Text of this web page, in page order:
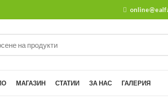
МАГАЗИН СТАТИИ ЗА НАС ГАЛЕРИЯ